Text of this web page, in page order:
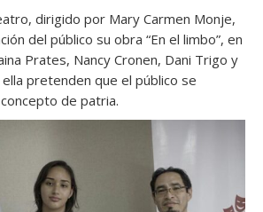
dirigido por Mary Carmen Monje,
del público su obra “En el limbo”, en
Prates, Nancy Cronen, Dani Trigo y
ella pretenden que el público se
de patria.